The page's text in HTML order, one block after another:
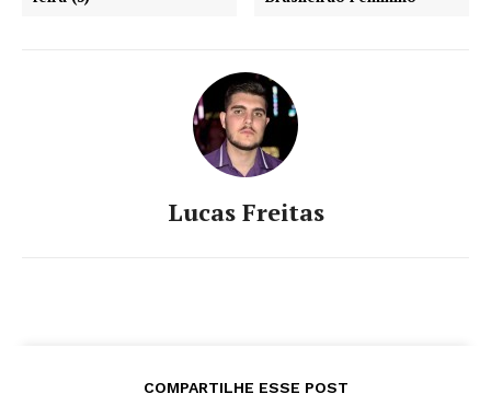
Lucas Freitas
COMPARTILHE ESSE POST